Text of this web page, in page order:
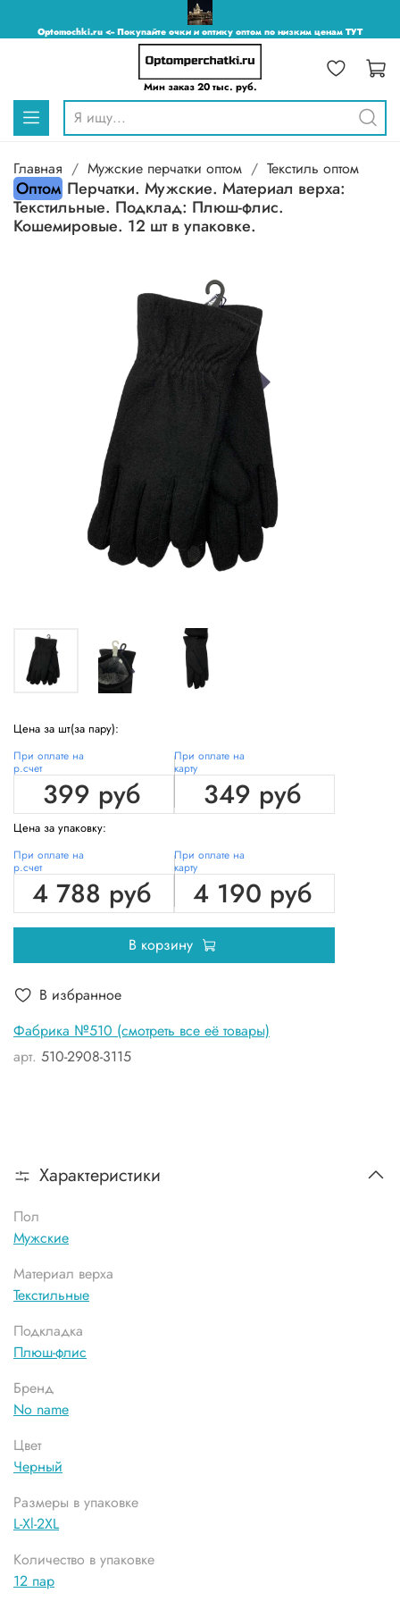
Optomochki.ru <-- Покупайте очки и оптику оптом по низким ценам ТУТ
Мин заказ 20 тыс. руб.
Главная Мужские перчатки оптом Текстиль оптом
Оптом Перчатки. Мужские. Материал верха:
Текстильные. Подклад: Плюш-флис.
Кошемировые. 12 шт в упаковке.
Фабрика №510 (смотреть все её товары)
арт. 510-2908-3115
Цена за шт(за пару):
При оплате на
р.счет
399 руб
При оплате на
карту
349 руб
Цена за упаковку:
При оплате на
р.счет
4 788 руб
При оплате на
карту
4 190 руб
В корзину
В избранное
Характеристики
Пол
Мужские
Материал верха
Текстильные
Подкладка
Плюш-флис
Бренд
No name
Цвет
Черный
Размеры в упаковке
L-Xl-2XL
Количество в упаковке
12 пар